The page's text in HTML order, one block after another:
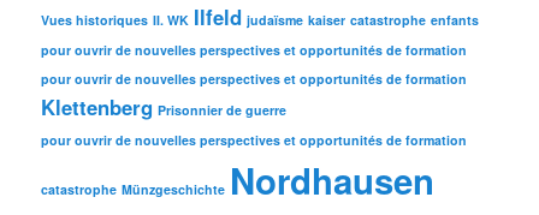
Vues historiques II. WK Ilfeld judaïsme kaiser catastrophe enfants
pour ouvrir de nouvelles perspectives et opportunités de formation
pour ouvrir de nouvelles perspectives et opportunités de formation
Klettenberg Prisonnier de guerre
pour ouvrir de nouvelles perspectives et opportunités de formation
catastrophe Münzgeschichte Nordhausen